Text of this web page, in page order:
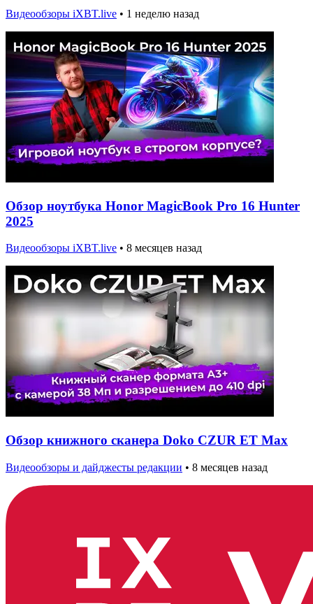
Видеообзоры iXBT.live • 1 неделю назад
Обзор ноутбука Honor MagicBook Pro 16 Hunter
2025
Видеообзоры iXBT.live • 8 месяцев назад
Обзор книжного сканера Doko CZUR ET Max
Видеообзоры и дайджесты редакции • 8 месяцев назад